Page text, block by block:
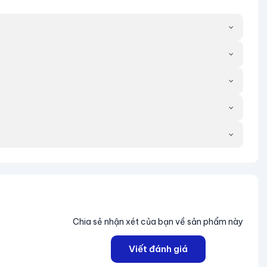
Chia sẻ nhận xét của bạn về sản phẩm này
Viết đánh giá